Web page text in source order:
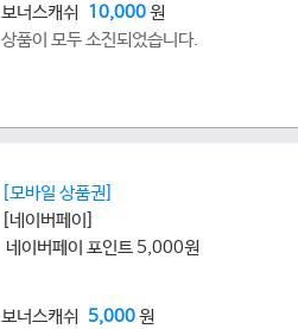
보너스캐쉬 10,000원
상품이 모두 소진되었습니다.
[모바일 상품권]
[네이버페이]
네이버페이 포인트 5,000원
보너스캐쉬 5,000원